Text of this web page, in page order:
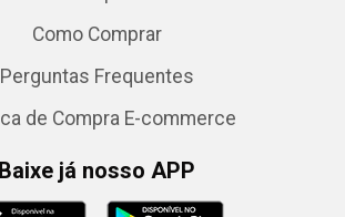
Como Comprar
Perguntas Frequentes
de Compra E-commerce
Baixe já nosso APP